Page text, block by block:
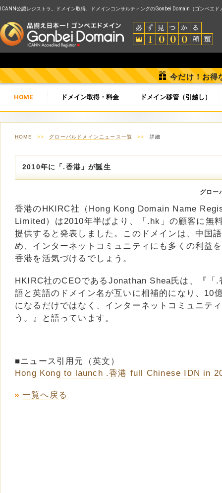
ICANN公認レジストラ。ドメイン取得、ドメインコンサルティングのGonbei Domain（ゴンベエド
今だけ！お得
HOME ドメイン取得・料金 ドメイン移管（引越し）
HOME >> グローバルドメインニュース一覧 >> 詳細
2010年に「.香港」が誕生
グロー
香港のHKIRC社（Hong Kong Domain Name
Limited）は2010年半ばより、「.hk」の顧客に無
提供すると発表しました。このドメインは、中国
め、インターネットコミュニティにも多くの利益
香港を活気づけるでしょう。
HKIRC社のCEOであるJonathan Shea氏は、『「
語と英語のドメイン名が互いに相補的になり、10
になるだけではなく、インターネットコミュニテ
う。』と語っています。
■ニュース引用元（英文）
Hong Kong to launch .香港 full Chinese IDN in
一覧へ戻る